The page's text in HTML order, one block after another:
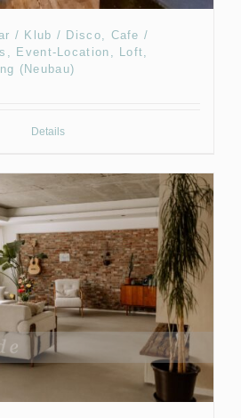
/ Klub / Disco, Cafe /
Event-Location, Loft,
(Neubau)
Details